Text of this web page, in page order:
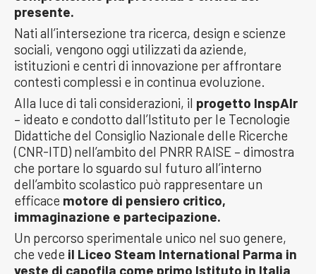
presente.
Nati all’intersezione tra ricerca, design e scienze
sociali, vengono oggi utilizzati da aziende,
istituzioni e centri di innovazione per affrontare
contesti complessi e in continua evoluzione.
Alla luce di tali considerazioni, il progetto InspAIr
– ideato e condotto dall’Istituto per le Tecnologie
Didattiche del Consiglio Nazionale delle Ricerche
(CNR-ITD) nell’ambito del PNRR RAISE – dimostra
che portare lo sguardo sul futuro all’interno
dell’ambito scolastico può rappresentare un
efficace motore di pensiero critico,
immaginazione e partecipazione.
Un percorso sperimentale unico nel suo genere,
che vede il Liceo Steam International Parma in
veste di capofila come primo Istituto in Italia